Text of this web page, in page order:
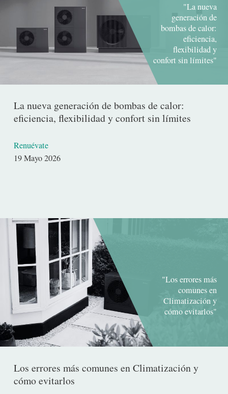
"La nueva
generación de
bombas de calor:
eficiencia,
flexibilidad y
confort sin límites"
La nueva generación de bombas de calor:
eficiencia, flexibilidad y confort sin límites
Renuévate
Fecha19 Mayo 2026
"Los errores más
comunes en
Climatización y
cómo evitarlos"
Los errores más comunes en Climatización y
cómo evitarlos